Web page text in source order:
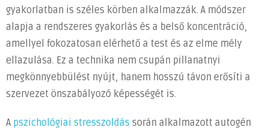
megteremtésére
bejegyzéshez
gyakorlatban is széles körben alkalmazzák. A módszer
alapja a rendszeres gyakorlás és a belső koncentráció,
amellyel fokozatosan elérhető a test és az elme mély
ellazulása. Ez a technika nem csupán pillanatnyi
megkönnyebbülést nyújt, hanem hosszú távon erősíti a
szervezet önszabályozó képességét is.
A pszichológiai stresszoldás során alkalmazott autogén